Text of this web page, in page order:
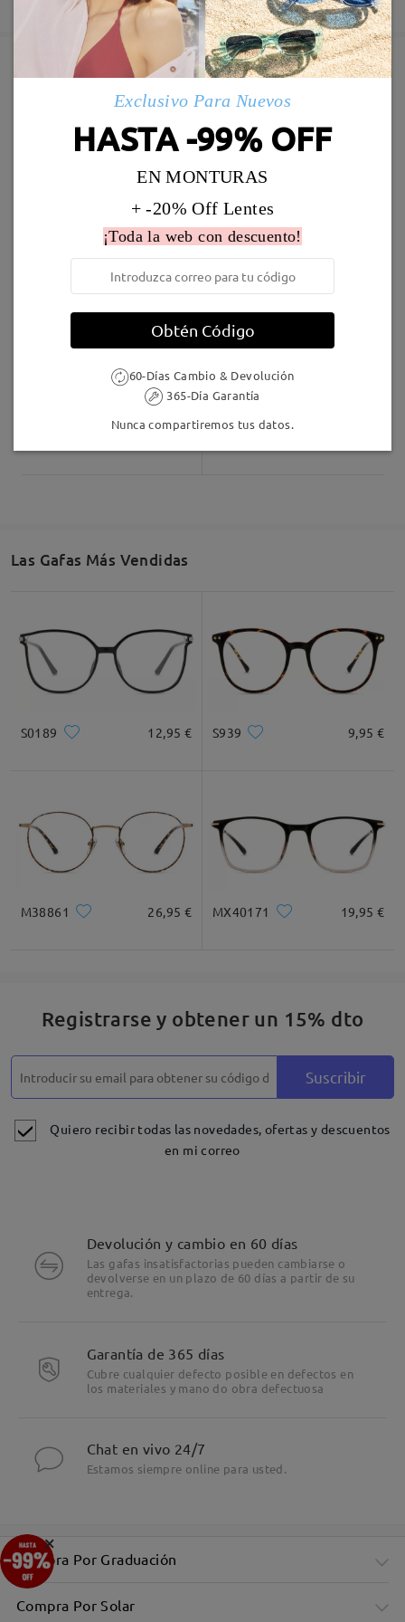
5-7 días laborales detalles
Enviado
5-7 días laborales
detalles
Marcos Similares
S52617 19,95 € S23850 16,95 €
26,95 €
Las Gafas Más Vendidas
S0189 12,95 € S939 9,95 €
M38861 26,95 € MX40171 19,95 €
Registrarse y obtener un 15% dto
Suscribir
Quiero recibir todas las novedades, ofertas y descuentos
en mi correo
Devolución y cambio en 60 días
Las gafas insatisfactorias pueden cambiarse o
devolverse en un plazo de 60 días a partir de su
entrega.
Garantía de 365 días
Cubre cualquier defecto posible en defectos en
los materiales y mano do obra defectuosa
Chat en vivo 24/7
Estamos siempre online para usted.
Compra Por Graduación
Compra Por Solar
×
Exclusivo Para Nuevos
HASTA -99% OFF
EN MONTURAS
+ -20% Off Lentes
¡Toda la web con descuento!
Obtén Código
60-Días Cambio & Devolución
365-Día Garantía
Nunca compartiremos tus datos.